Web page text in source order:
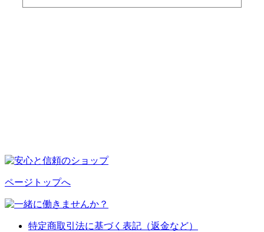
ページトップへ
特定商取引法に基づく表記（返金など）